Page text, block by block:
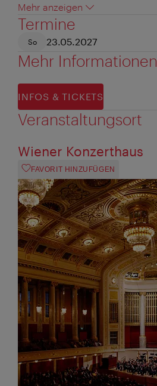
Mehr anzeigen
Termine
So 23.05.2027
Mehr Informationen
INFOS & TICKETS
Veranstaltungsort
Wiener Konzerthaus
FAVORIT HINZUFÜGEN